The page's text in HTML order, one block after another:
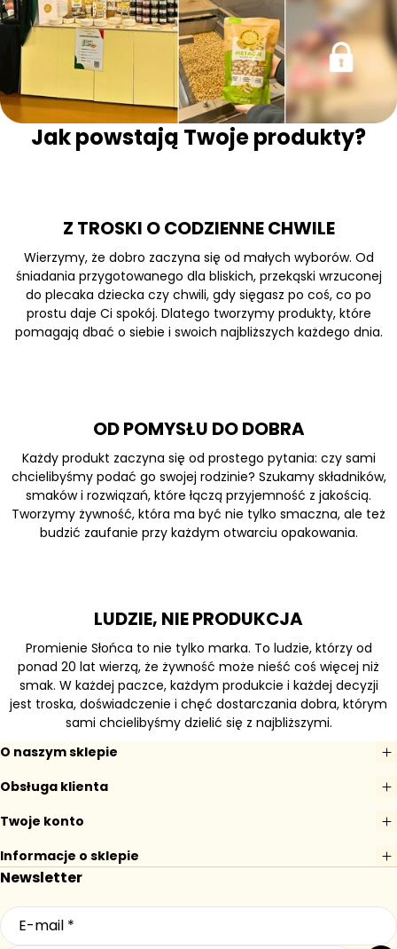
Jak powstają Twoje produkty?
Z TROSKI O CODZIENNE CHWILE
Wierzymy, że dobro zaczyna się od małych wyborów. Od
śniadania przygotowanego dla bliskich, przekąski wrzuconej
do plecaka dziecka czy chwili, gdy sięgasz po coś, co po
prostu daje Ci spokój. Dlatego tworzymy produkty, które
pomagają dbać o siebie i swoich najbliższych każdego dnia.
OD POMYSŁU DO DOBRA
Każdy produkt zaczyna się od prostego pytania: czy sami
chcielibyśmy podać go swojej rodzinie? Szukamy składników,
smaków i rozwiązań, które łączą przyjemność z jakością.
Tworzymy żywność, która ma być nie tylko smaczna, ale też
budzić zaufanie przy każdym otwarciu opakowania.
LUDZIE, NIE PRODUKCJA
Promienie Słońca to nie tylko marka. To ludzie, którzy od
ponad 20 lat wierzą, że żywność może nieść coś więcej niż
smak. W każdej paczce, każdym produkcie i każdej decyzji
jest troska, doświadczenie i chęć dostarczania dobra, którym
sami chcielibyśmy dzielić się z najbliższymi.
O naszym sklepie
Obsługa klienta
Twoje konto
Informacje o sklepie
Newsletter